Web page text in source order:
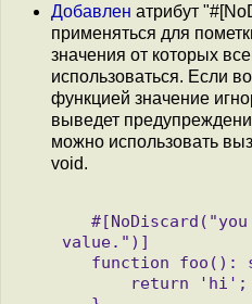
Добавлен атрибут
применяться для
значения от которых
использоваться. Если
функцией значение
выведет
можно использовать
void.
value.")]